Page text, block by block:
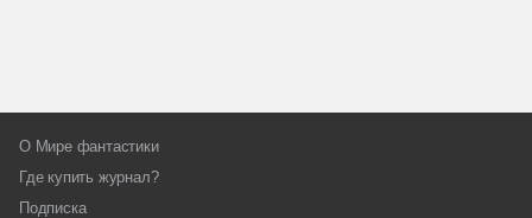
О Мире фантастики
Где купить журнал?
Подписка